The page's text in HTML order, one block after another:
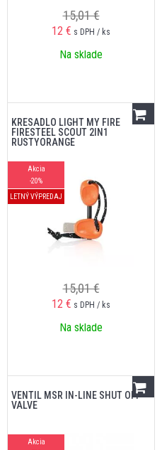
15,01 €
12 € s DPH / ks
Na sklade
KRESADLO LIGHT MY FIRE
FIRESTEEL SCOUT 2IN1
RUSTYORANGE
Akcia
-20%
LETNÝ VÝPREDAJ
15,01 €
12 € s DPH / ks
Na sklade
VENTIL MSR IN-LINE SHUT OFF
VALVE
Akcia